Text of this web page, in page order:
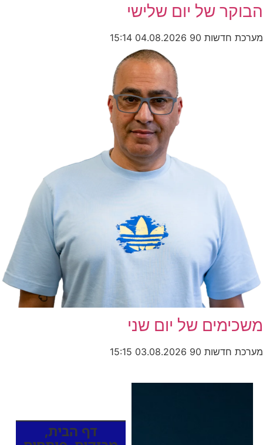
הבוקר של יום שלישי
מערכת חדשות 90 04.08.2026
15:14
משכימים של יום שני
מערכת חדשות 90 03.08.2026
15:15
דף הבית,